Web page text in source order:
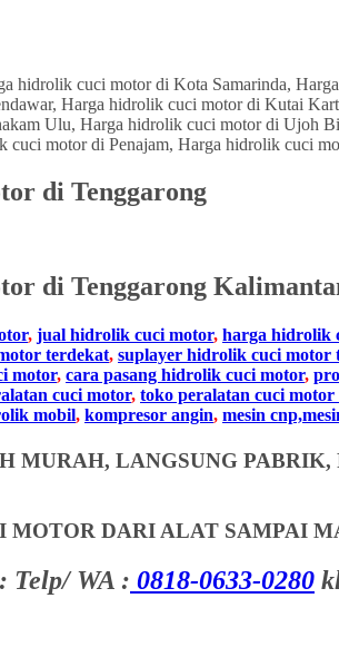
di Tenggarong
di Tenggarong
, jual hidrolik cuci motor, harga hidrolik
terdekat, suplayer hidrolik cuci motor
motor, cara pasang hidrolik cuci motor,
cuci motor, toko peralatan cuci
mobil, kompresor angin, mesin
MURAH, LANGSUNG
MOTOR DARI ALAT SAMPAI
Telp/ WA : 0818-0633-0280